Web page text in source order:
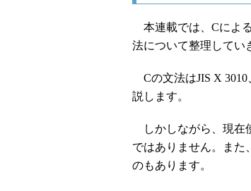
本連載では、Cによ
法について整理してい
Cの文法はJIS X
説します。
しかしながら、現在
ではありません。また
のもあります。